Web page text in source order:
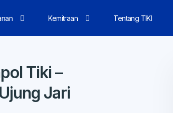
Kemitraan Tentang TIKI
Tiki –
Jari